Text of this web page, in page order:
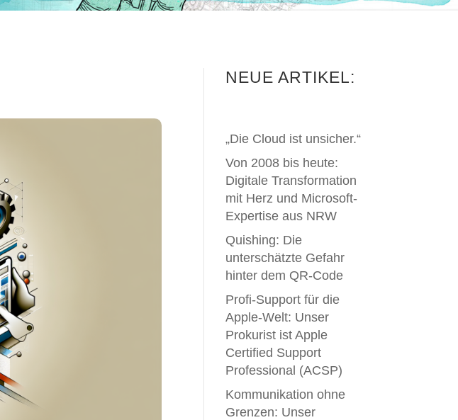
NEUE ARTIKEL:
„Die Cloud ist unsicher.“
Von 2008 bis heute:
Digitale Transformation
mit Herz und Microsoft-
Expertise aus NRW
Quishing: Die
unterschätzte Gefahr
hinter dem QR-Code
Profi-Support für die
Apple-Welt: Unser
Prokurist ist Apple
Certified Support
Professional (ACSP)
Kommunikation ohne
Grenzen: Unser